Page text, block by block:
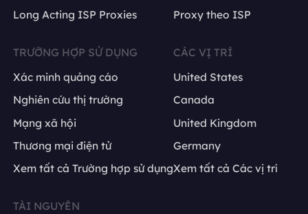
Long Acting ISP Proxies
Proxy theo ISP
TRƯỜNG HỢP SỬ DỤNG
Xác minh quảng cáo
Nghiên cứu thị trường
Mạng xã hội
Thương mại điện tử
Xem tất cả Trường hợp sử dụng
CÁC VỊ TRÍ
United States
Canada
United Kingdom
Germany
Xem tất cả Các vị trí
TÀI NGUYÊN